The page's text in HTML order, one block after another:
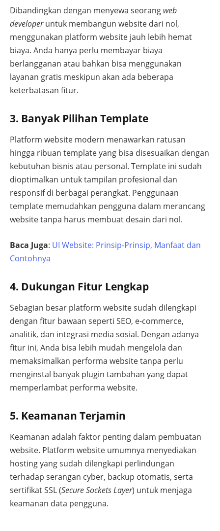
Dibandingkan dengan menyewa seorang web
developeruntuk membangun website dari nol,
menggunakan platform website jauh lebih hemat
biaya. Anda hanya perlu membayar biaya
berlangganan atau bahkan bisa menggunakan
layanan gratis meskipun akan ada beberapa
keterbatasan fitur.
3. Banyak Pilihan Template
Platform website modern menawarkan ratusan
hingga ribuan template yang bisa disesuaikan dengan
kebutuhan bisnis atau personal. Template ini sudah
dioptimalkan untuk tampilan profesional dan
responsif di berbagai perangkat. Penggunaan
template memudahkan pengguna dalam merancang
website tanpa harus membuat desain dari nol.
Baca Juga: UI Website: Prinsip-Prinsip, Manfaat dan
Contohnya
4. Dukungan Fitur Lengkap
Sebagian besar platform website sudah dilengkapi
dengan fitur bawaan seperti SEO, e-commerce,
analitik, dan integrasi media sosial. Dengan adanya
fitur ini, Anda bisa lebih mudah mengelola dan
memaksimalkan performa website tanpa perlu
menginstal banyak plugin tambahan yang dapat
memperlambat performa website.
5. Keamanan Terjamin
Keamanan adalah faktor penting dalam pembuatan
website. Platform website umumnya menyediakan
hosting yang sudah dilengkapi perlindungan
terhadap serangan cyber, backup otomatis, serta
sertifikat SSL (Secure Sockets Layer) untuk menjaga
keamanan data pengguna.